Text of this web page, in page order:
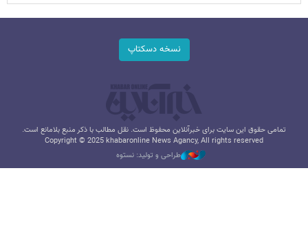
نسخه دسکتاپ
تمامی حقوق این سایت برای خبرآنلاین محفوظ است. نقل مطالب با ذکر منبع بلامانع است.
Copyright © 2025 khabaronline News Agancy, All rights reserved
طراحی و تولید: نستوه